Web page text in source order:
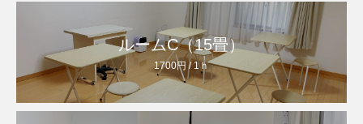
ルームC（15畳）
1700円 / 1ｈ